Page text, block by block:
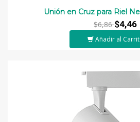
Unión en Cruz para Riel
$6,86$4,46
Añadir al